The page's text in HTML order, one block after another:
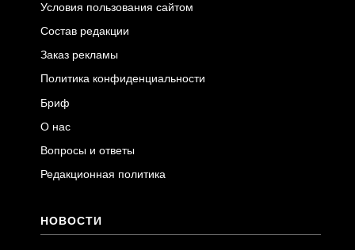
Условия пользования сайтом
Состав редакции
Заказ рекламы
Политика конфиденциальности
Бриф
О нас
Вопросы и ответы
Редакционная политика
НОВОСТИ